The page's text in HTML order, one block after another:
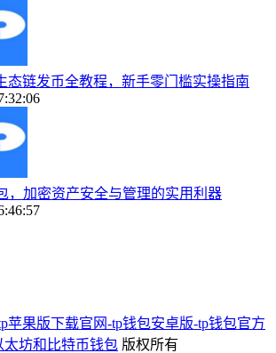
态链发币全教程，新手零门槛实操指南
，加密资产安全与管理的实用利器
苹果版下载官网-tp钱包安卓版-tp钱包官方
太坊和比特币钱包 版权所有